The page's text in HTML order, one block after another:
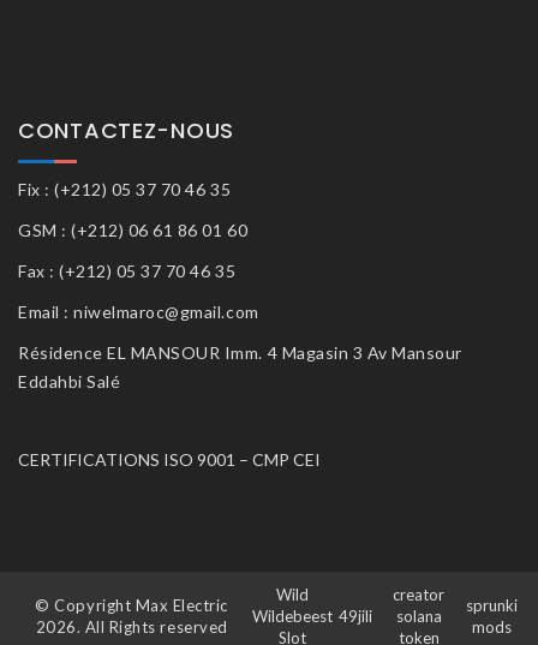
CONTACTEZ-NOUS
Fix : (+212) 05 37 70 46 35
GSM : (+212) 06 61 86 01 60
Fax : (+212) 05 37 70 46 35
Email : niwelmaroc@gmail.com
Résidence EL MANSOUR Imm. 4 Magasin 3 Av Mansour
Eddahbi Salé
CERTIFICATIONS ISO 9001 – CMP CEI
© Copyright Max Electric
2026. All Rights reserved
Wild
Wildebeest
Slot
49jili
creator
solana
token
sprunki
mods